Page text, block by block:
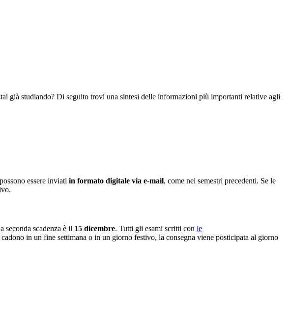
già studiando? Di seguito trovi una sintesi delle informazioni più importanti relative agli
possono essere inviati in formato digitale via e-mail, come nei semestri precedenti. Se le
seconda scadenza è il 15 dicembre. Tutti gli esami scritti con le
cadono in un fine settimana o in un giorno festivo, la consegna viene posticipata al giorno